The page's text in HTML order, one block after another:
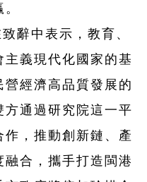
辭中表示，教育、
義現代化國家的基
經濟高品質發展的
通過研究院這一平
，推動創新鏈、產
合，攜手打造閩港